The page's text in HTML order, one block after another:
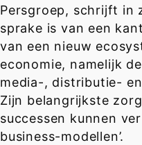
Persgroep, schrijft in
sprake is van een
van een nieuw
economie, namelijk
media-, distributie-
Zijn belangrijkste
successen kunnen
business-modellen’.